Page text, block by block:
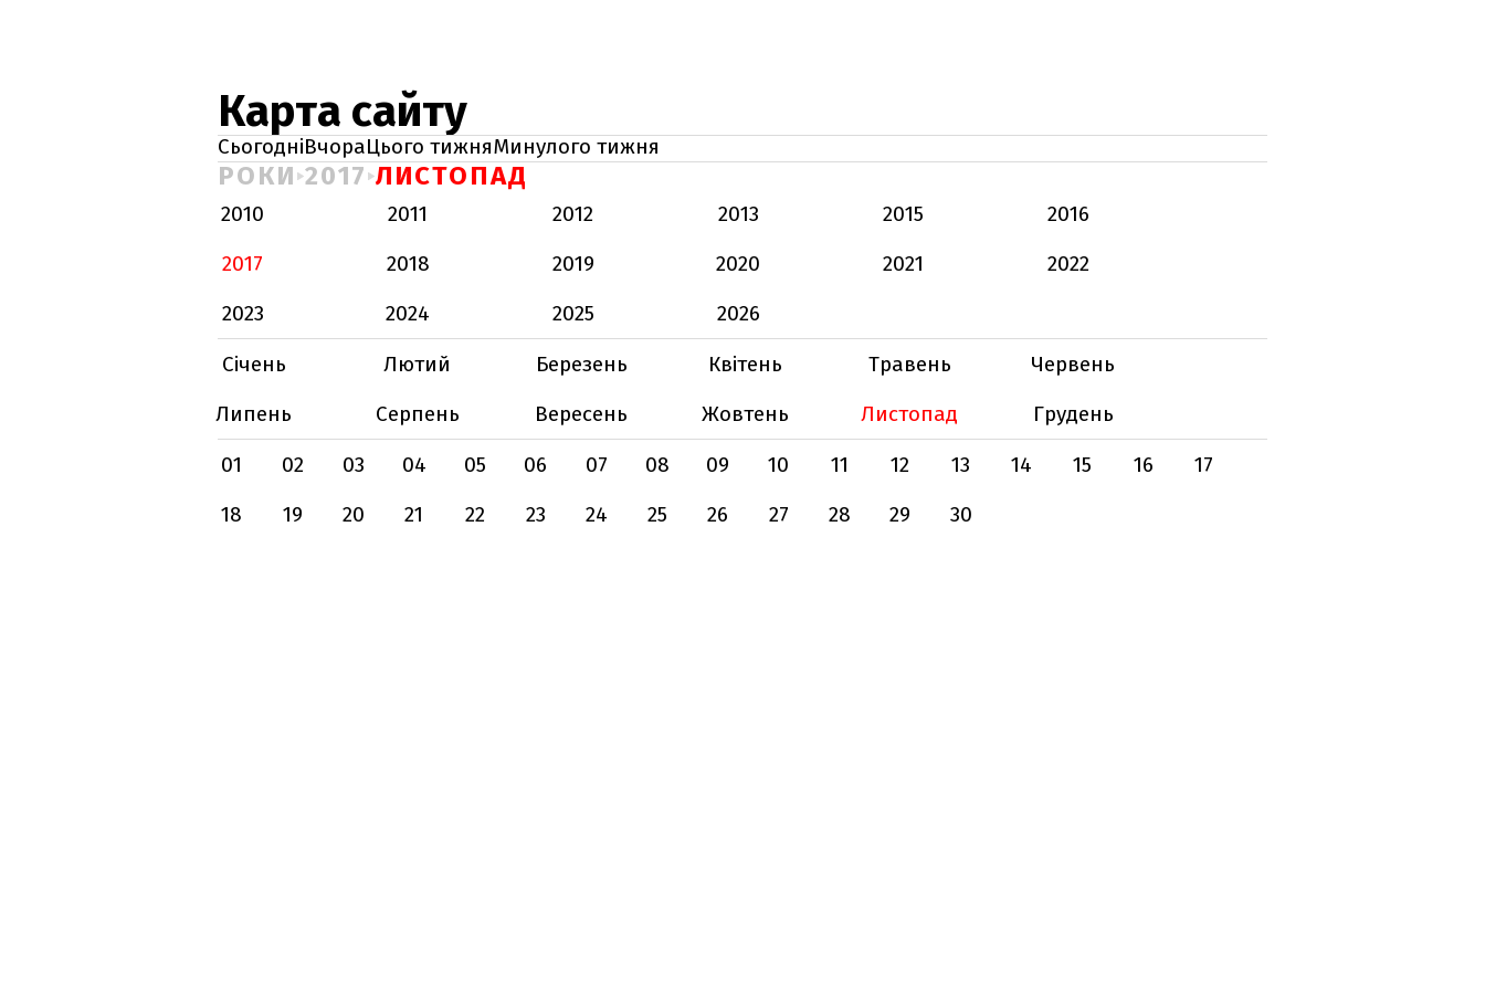
Карта сайту
СьогодніВчораЦього тижняМинулого тижня
РОКИ 2017 ЛИСТОПАД
2010 2011 2012 2013 2015
2016
2017
2018 2019 2020 2021
2022
2023
2024 2025
2026
Січень
Лютий Березень Квітень Травень
Червень
Липень
Серпень Вересень Жовтень Листопад
Грудень
01
02 03 04 05 06 07 08 09 10 11 12 13 14 15 16
17
18
19 20 21 22 23 24 25 26 27 28 29 30